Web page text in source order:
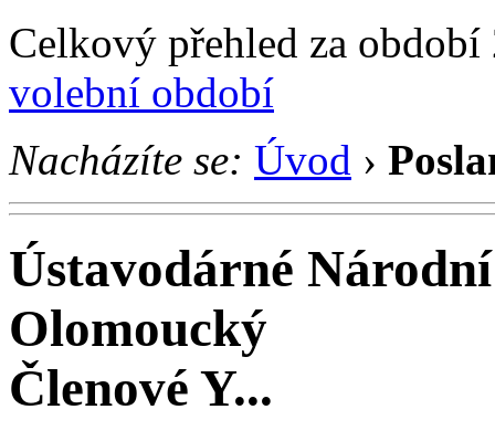
Celkový přehled za
volební období
Nacházíte se: Úvod ›
Ústavodárné
Olomoucký
Členové Y...